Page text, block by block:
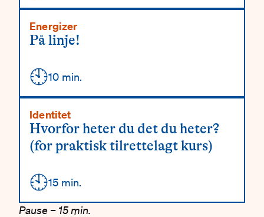
På linje!
Energizer
Detaljer
🕙10 min.
Hvorfor heter du det du heter?
(for praktisk tilrettelagt kurs)
Identitet
Detaljer
🕙15 min.
Pause – 15 min.